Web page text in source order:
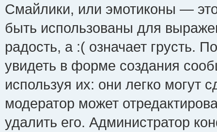
Смайлики, или эмотиконы —
быть использованы для
радость, а :( означает грусть.
увидеть в форме создания
используя их: они легко могут
модератор может
удалить его. Администратор